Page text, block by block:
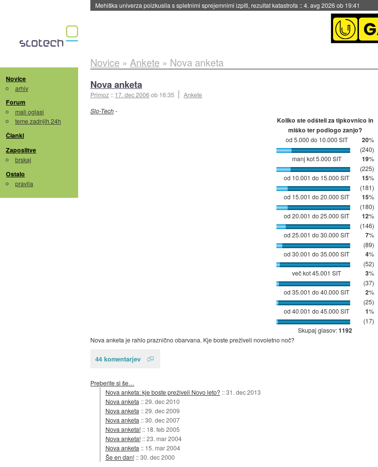
Evropska vesoljska agencija razvija svojo raketo za večkratno uporabo::4. avg 2026 ob 19:41
Novice
arhiv
Forum
mali oglasi
teme zadnjih 24h
Članki
Zaposlitve
brskaj
Ostalo
pravila
Novice » Ankete » Nova anketa
Nova anketa
Primoz :: 17. dec 2006ob 16:35
Ankete
Slo-Tech-
Koliko ste odšteli za tipkovnico in
miško ter podlogo zanjo?
od 5.000 do 10.000 SIT 20%
(240)
manj kot 5.000 SIT
19%
(225)
od 10.001 do 15.000 SIT
15%
(181)
od 15.001 do 20.000 SIT
15%
(180)
od 20.001 do 25.000 SIT
12%
(146)
od 25.001 do 30.000 SIT
7%
(89)
od 30.001 do 35.000 SIT
4%
(52)
več kot 45.001 SIT
3%
(37)
od 35.001 do 40.000 SIT
2%
(25)
od 40.001 do 45.000 SIT
1%
(17)
Skupaj glasov:1192
Nova anketa je rahlo praznično obarvana. Kje boste preživeli novoletno noč?
44 komentarjev
Preberite si še…
Nova anketa: kje boste preživeli Novo leto? ::31. dec 2013
Nova anketa ::29. dec 2010
Nova anketa ::29. dec 2009
Nova anketa ::30. dec 2007
Nova anketa! :: 18. feb 2005
Nova anketa! ::23. mar 2004
Nova anketa :: 15. mar 2004
Še en dan! ::30. dec 2000